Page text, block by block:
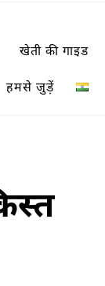
खेती की गाइड
हमसे जुड़ें